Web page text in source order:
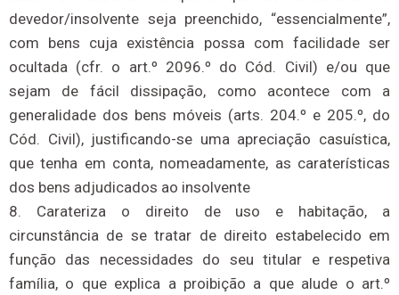
devedor/insolvente seja preenchido, “essencialmente”,
com bens cuja existência possa com facilidade ser
ocultada (cfr. o art.º 2096.º do Cód. Civil) e/ou que
sejam de fácil dissipação, como acontece com a
generalidade dos bens móveis (arts. 204.º e 205.º, do
Cód. Civil), justificando-se uma apreciação casuística,
que tenha em conta, nomeadamente, as caraterísticas
dos bens adjudicados ao insolvente
8. Carateriza o direito de uso e habitação, a
circunstância de se tratar de direito estabelecido em
função das necessidades do seu titular e respetiva
família, o que explica a proibição a que alude o art.º